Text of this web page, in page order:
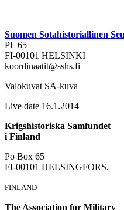
Suomen Sotahistoriallinen
PL 65
FI-00101 HELSINKI
koordinaatit@sshs.fi
Valokuvat SA-kuva
Live date 16.1.2014
Krigshistoriska Samfundet
i Finland
Po Box 65
FI-00101 HELSINGFORS,
FINLAND
The Association for Military